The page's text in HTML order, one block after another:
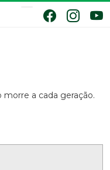
morre a cada geração.